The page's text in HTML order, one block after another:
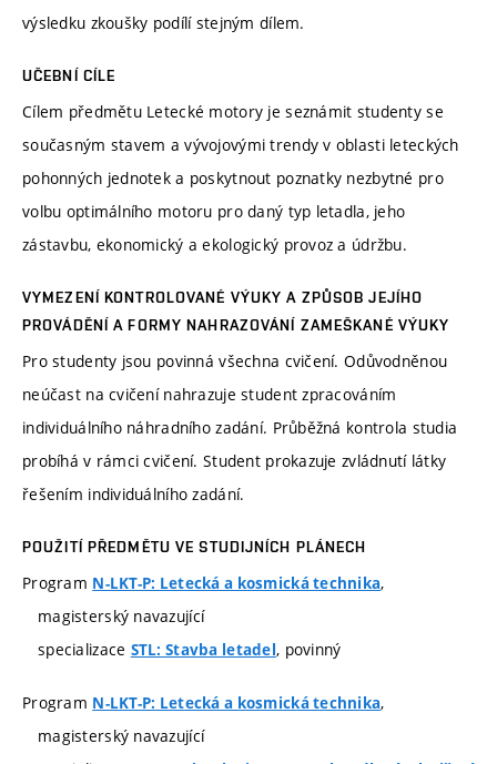
výsledku zkoušky podílí stejným dílem.
UČEBNÍ CÍLE
Cílem předmětu Letecké motory je seznámit studenty se
současným stavem a vývojovými trendy v oblasti leteckých
pohonných jednotek a poskytnout poznatky nezbytné pro
volbu optimálního motoru pro daný typ letadla, jeho
zástavbu, ekonomický a ekologický provoz a údržbu.
VYMEZENÍ KONTROLOVANÉ VÝUKY A ZPŮSOB JEJÍHO
PROVÁDĚNÍ A FORMY NAHRAZOVÁNÍ ZAMEŠKANÉ VÝUKY
Pro studenty jsou povinná všechna cvičení. Odůvodněnou
neúčast na cvičení nahrazuje student zpracováním
individuálního náhradního zadání. Průběžná kontrola studia
probíhá v rámci cvičení. Student prokazuje zvládnutí látky
řešením individuálního zadání.
POUŽITÍ PŘEDMĚTU VE STUDIJNÍCH PLÁNECH
Program N-LKT-P: Letecká a kosmická technika,
magisterský navazující
specializace STL: Stavba letadel, povinný
Program N-LKT-P: Letecká a kosmická technika,
magisterský navazující